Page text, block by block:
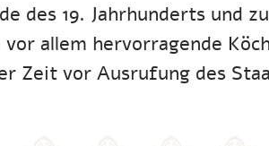
des 19. Jahrhunderts und
vor allem hervorragende
Zeit vor Ausrufung des